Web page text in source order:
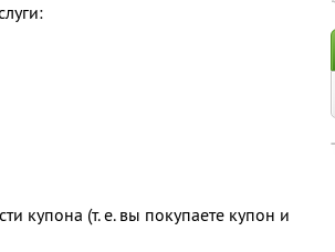
купона (т. е. вы покупаете купон и